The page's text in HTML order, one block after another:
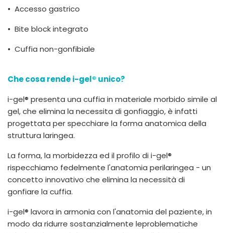
• Accesso gastrico
• Bite block integrato
• Cuffia non-gonfibiale
Che cosa rende i-gel® unico?
i-gel® presenta una cuffia in materiale morbido simile al
gel, che elimina la necessita di gonfiaggio, è infatti
progettata per specchiare la forma anatomica della
struttura laringea.
La forma, la morbidezza ed il profilo di i-gel®
rispecchiamo fedelmente l'anatomia perilaringea - un
concetto innovativo che elimina la necessità di
gonfiare la cuffia.
i-gel® lavora in armonia con l'anatomia del paziente, in
modo da ridurre sostanzialmente leproblematiche